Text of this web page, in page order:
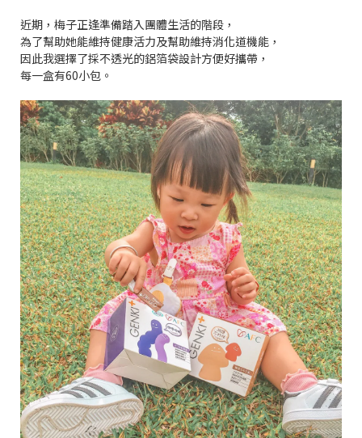
近期，梅子正逢準備踏入團體生活的階段，
為了幫助她能維持健康活力及幫助維持消化道機能，
因此我選擇了採不透光的鋁箔袋設計方便好攜帶，
每一盒有60小包。